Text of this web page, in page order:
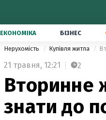
ЕКОНОМІКА БІЗНЕС
Нерухомість Купівля житла
21 травня, 12:21 2
Вторинне
знати до